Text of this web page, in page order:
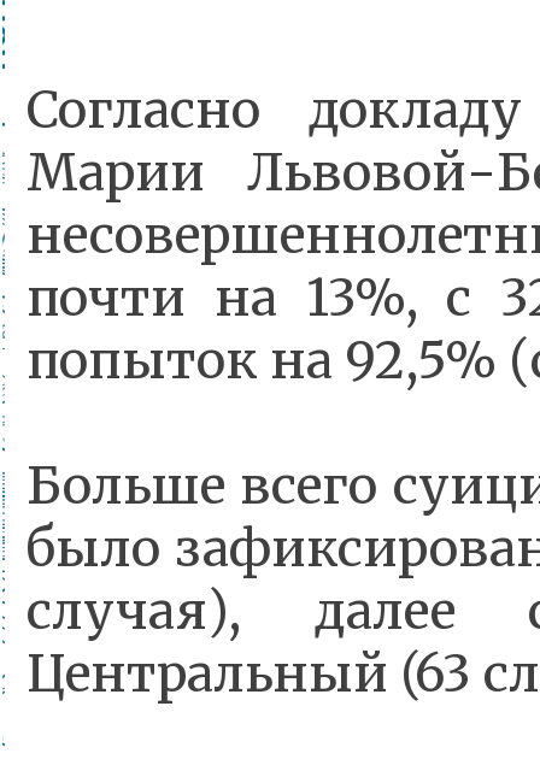
Согласно
Марии Львовой-
почти на 13%, с
попыток на 92,5%
Больше всего
было
случая), далее
Центральный (63